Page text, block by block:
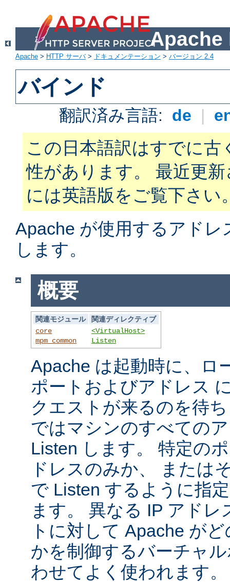
Apache
Apache > HTTP サーバ> ドキュメンテーション > バージョン 2.4
バインド
翻訳済み言語: de |
この日本語訳はすでに古
性があります。 最近更
には英語版をご覧下さい
Apache が使用するアド
します。
概要
関連モジュール
関連ディレクティブ
core
mpm_common
<VirtualHost>
Listen
Apache は起動時に、ロ
ポートおよびアドレス
クエストが来るのを待
ではマシンのすべての
Listen します。 特定の
ドレスのみか、 または
で Listen するように指
ます。 異なる IP アド
トに対して Apache が
かを制御するバーチャ
わせてよく使われます。